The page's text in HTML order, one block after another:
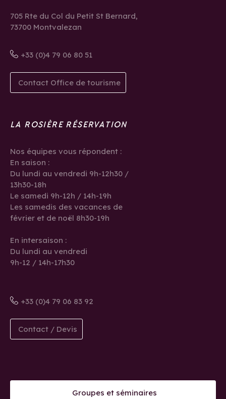
705 Rte du Col du Petit St Bernard,
73700 Montvalezan
+33 (0)4 79 06 80 51
Contact Office de tourisme
LA ROSIÈRE RÉSERVATION
Nos équipes vous répondent :
En saison :
Du lundi au vendredi 9h-12h30 /
13h30-18h
Le samedi 9h-12h / 14h-19h
Les samedis des vacances de
février et de noël 8h30-19h
En intersaison :
Du lundi au vendredi
9h-12 / 14h-17h30
+33 (0)4 79 06 83 92
Contact / Devis
Groupes et séminaires